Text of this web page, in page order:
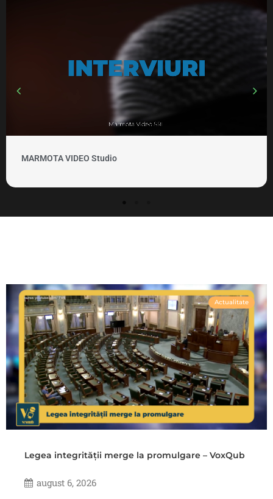
MARMOTA VIDEO Studio
Actualitate
Legea integrității merge la promulgare – VoxQub
august 6, 2026